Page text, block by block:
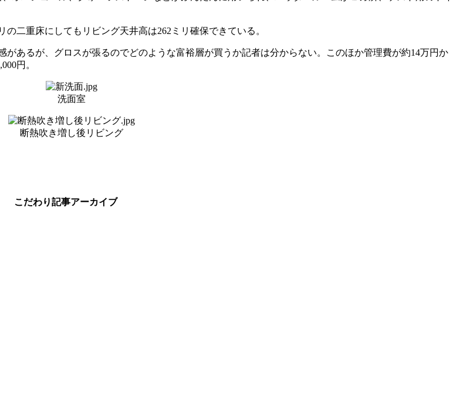
二重床にしてもリビング天井高は262ミリ確保できている。
あるが、グロスが張るのでどのような富裕層が買うか記者は分からない。このほか管理費が約14万円か
円。
洗面室
断熱吹き増し後リビング
こだわり記事アーカイブ